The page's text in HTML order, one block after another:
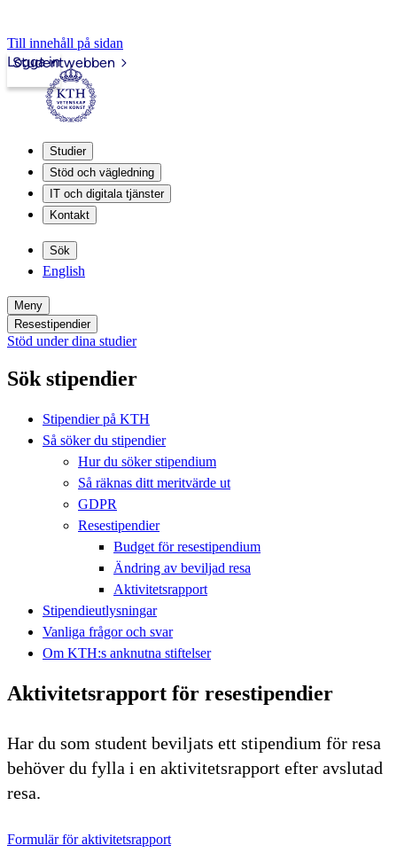
Till innehåll på sidan
Studentwebben
Logga in
Studier
Stöd och vägledning
IT och digitala tjänster
Kontakt
Sök
English
Meny
Resestipendier
Stöd under dina studier
Sök stipendier
Stipendier på KTH
Så söker du stipendier
Hur du söker stipendium
Så räknas ditt meritvärde ut
GDPR
Resestipendier
Budget för resestipendium
Ändring av beviljad resa
Aktivitetsrapport
Stipendieutlysningar
Vanliga frågor och svar
Om KTH:s anknutna stiftelser
Aktivitetsrapport för resestipendier
Har du som student beviljats ett stipendium för resa
behöver du fylla i en aktivitetsrapport efter avslutad
resa.
Formulär för aktivitetsrapport